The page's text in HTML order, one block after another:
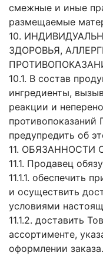
смежные и иные
размещаемые
10.
ЗДОРОВЬЯ,
10.1. В состав
ингредиенты,
реакции и
противопоказаний
предупредить об
11. ОБЯЗАННОСТИ
11.1. Продавец
11.1.1. обеспечить
и осуществить
условиями
11.1.2. доставить
ассортименте,
оформлении заказа.